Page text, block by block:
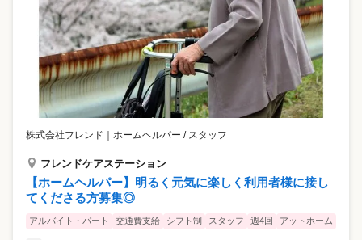
株式会社フレンド ｜ ホームヘルパー / スタッフ
フレンドケアステーション
【ホームヘルパー】明るく元気に楽しく利用者様に接し
てくださる方募集◎
アルバイト・パート 交通費支給 シフト制 スタッフ 週4回 アットホーム